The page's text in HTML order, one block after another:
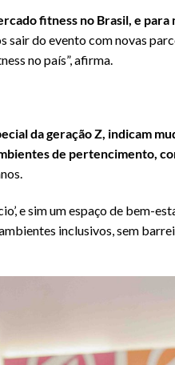
fitness no Brasil, e para
do evento com novas
no país”, afirma.
da geração Z, indicam
de pertencimento,
e sim um espaço de bem-
inclusivos, sem